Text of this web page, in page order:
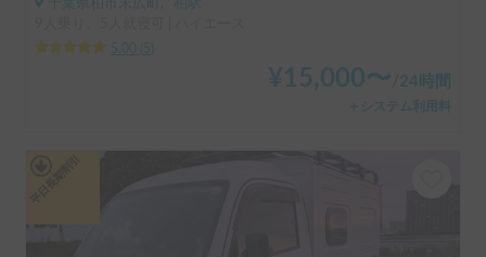
5.00
5
¥ 15,000〜 /24時間
＋システム利用料